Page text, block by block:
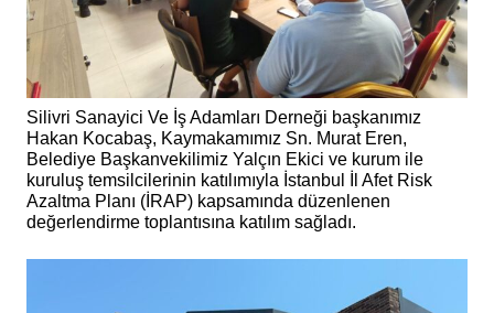
Silivri Sanayici Ve İş Adamları Derneği başkanımız
Hakan Kocabaş, Kaymakamımız Sn. Murat Eren,
Belediye Başkanvekilimiz Yalçın Ekici ve kurum ile
kuruluş temsilcilerinin katılımıyla İstanbul İl Afet Risk
Azaltma Planı (İRAP) kapsamında düzenlenen
değerlendirme toplantısına katılım sağladı.